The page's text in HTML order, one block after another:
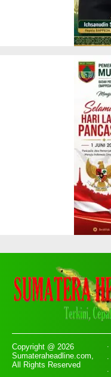
Copyright @ 2026
Sumateraheadline.com,
All Rights Reserved